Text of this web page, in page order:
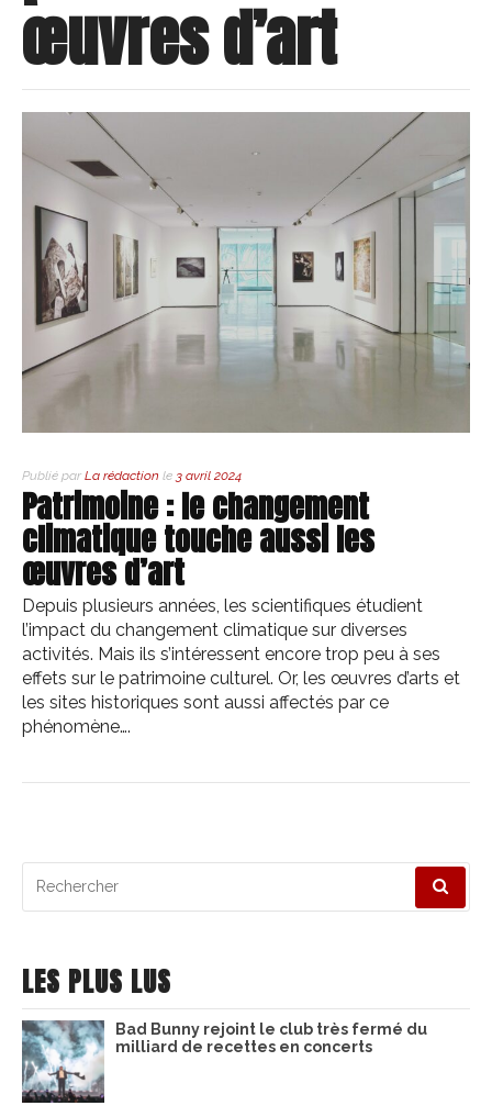
œuvres d’art
Publié par La rédaction le 3 avril 2024
Patrimoine : le changement
climatique touche aussi les
œuvres d’art
Depuis plusieurs années, les scientifiques étudient
l’impact du changement climatique sur diverses
activités. Mais ils s’intéressent encore trop peu à ses
effets sur le patrimoine culturel. Or, les œuvres d’arts et
les sites historiques sont aussi affectés par ce
phénomène….
pour
LES PLUS LUS
Bad Bunny rejoint le club très fermé du
milliard de recettes en concerts